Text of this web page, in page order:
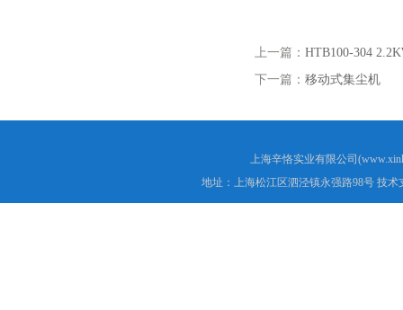
上一篇： HTB100-304
下一篇： 移动式集尘机
上海辛恪实业有限公司
地址：上海松江区泗泾镇永强路98号 技术